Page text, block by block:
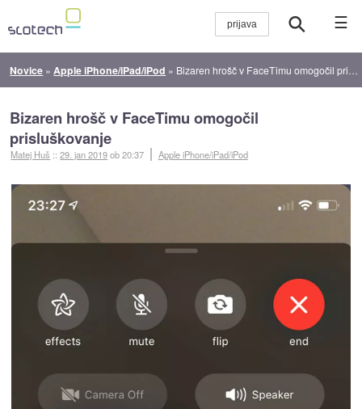
☰
Novice » Apple iPhone/iPad/iPod » Bizaren hrošč v FaceTimu omogočil prisluškovanje
Bizaren hrošč v FaceTimu omogočil
prisluškovanje
Matej Huš ::29. jan 2019ob 20:37 Apple iPhone/iPad/iPod